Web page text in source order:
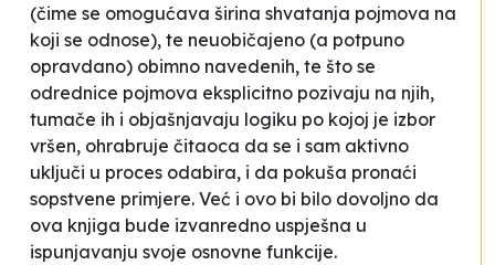
(čime se omogućava širina shvatanja pojmova na
koji se odnose), te neuobičajeno (a potpuno
opravdano) obimno navedenih, te što se
odrednice pojmova eksplicitno pozivaju na njih,
tumače ih i objašnjavaju logiku po kojoj je izbor
vršen, ohrabruje čitaoca da se i sam aktivno
uključi u proces odabira, i da pokuša pronaći
sopstvene primjere. Već i ovo bi bilo dovoljno da
ova knjiga bude izvanredno uspješna u
ispunjavanju svoje osnovne funkcije.